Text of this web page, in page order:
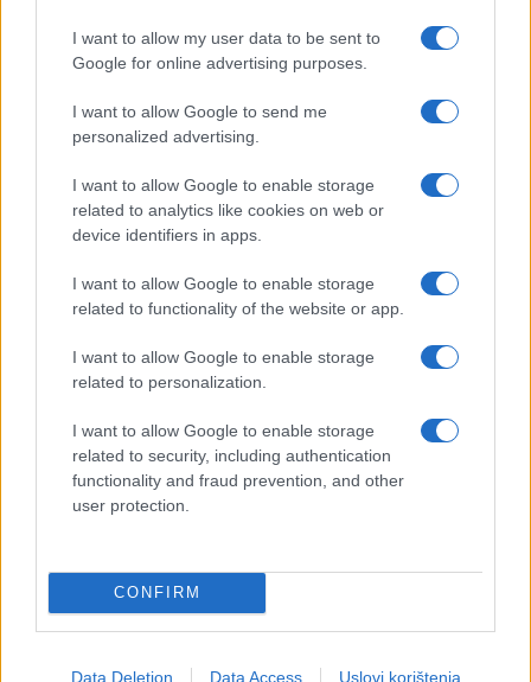
I want to allow my user data to be sent to
Google for online advertising purposes.
I want to allow Google to send me
personalized advertising.
I want to allow Google to enable storage
related to analytics like cookies on web or
device identifiers in apps.
I want to allow Google to enable storage
related to functionality of the website or app.
I want to allow Google to enable storage
related to personalization.
I want to allow Google to enable storage
related to security, including authentication
functionality and fraud prevention, and other
user protection.
CONFIRM
Data Deletion Data Access Uslovi korištenja
Dodao je da će štrajk Sindikata radnika zaposlenih
u zdravstvu KS biti odmah prekinut, ukoliko Vlada
(Fena)
#konakovic
#zdravstvo